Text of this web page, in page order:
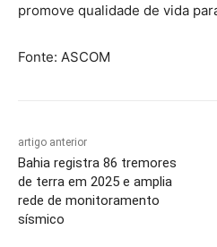
promove qualidade de vida
Fonte: ASCOM
artigo anterior
Bahia registra 86 tremores
de terra em 2025 e amplia
rede de monitoramento
sísmico